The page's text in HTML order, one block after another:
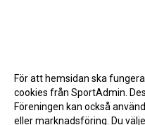
För att hemsidan ska
cookies från SportAdmin.
Föreningen kan också
eller marknadsföring. Du